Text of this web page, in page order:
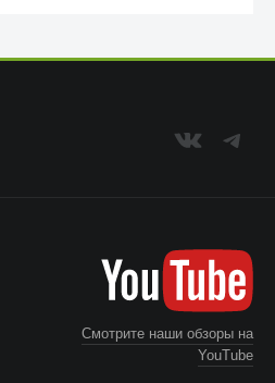
Смотрите наши обзоры на
YouTube